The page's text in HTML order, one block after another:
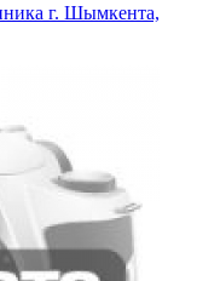
г. Шымкента,